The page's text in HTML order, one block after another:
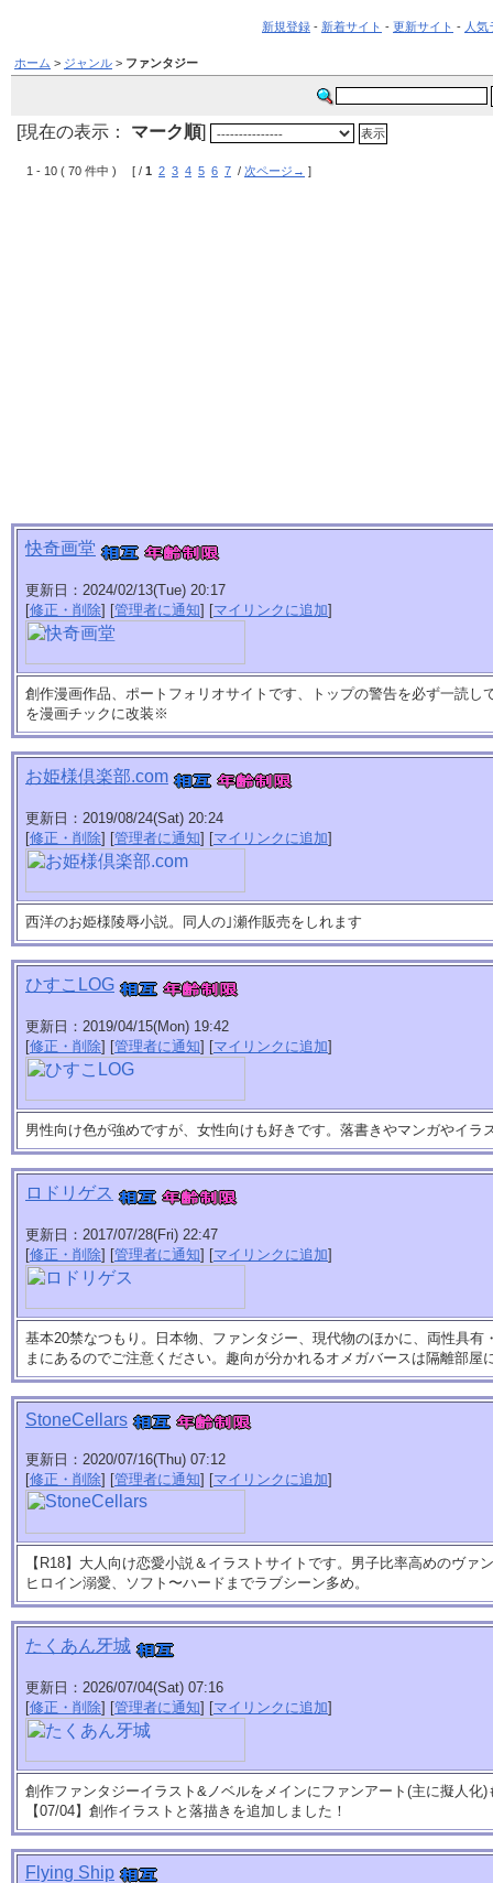
新規登録 - 新着サイト - 更新サイト - 人
ホーム > ジャンル > ファンタジー
[現在の表示： マーク順]
1 - 10 ( 70 件中 ) [ / 1 2 3 4 5 6 7 / 次ページ→ ]
快奇画堂
更新日：2024/02/13(Tue) 20:17
[修正・削除] [管理者に通知] [マイリンクに追加]
創作漫画作品、ポートフォリオサイトです、トップの警告を必ず一読
を漫画チックに改装※
お姫様倶楽部.com
更新日：2019/08/24(Sat) 20:24
[修正・削除] [管理者に通知] [マイリンクに追加]
西洋のお姫様陵辱小説。同人の｣瀬作販売をしれます
ひすこLOG
更新日：2019/04/15(Mon) 19:42
[修正・削除] [管理者に通知] [マイリンクに追加]
男性向け色が強めですが、女性向けも好きです。落書きやマンガやイラ
ロドリゲス
更新日：2017/07/28(Fri) 22:47
[修正・削除] [管理者に通知] [マイリンクに追加]
基本20禁なつもり。日本物、ファンタジー、現代物のほかに、両性具有
まにあるのでご注意ください。趣向が分かれるオメガバースは隔離部屋
StoneCellars
更新日：2020/07/16(Thu) 07:12
[修正・削除] [管理者に通知] [マイリンクに追加]
【R18】大人向け恋愛小説＆イラストサイトです。男子比率高めのヴァ
ヒロイン溺愛、ソフト〜ハードまでラブシーン多め。
たくあん牙城
更新日：2026/07/04(Sat) 07:16
[修正・削除] [管理者に通知] [マイリンクに追加]
創作ファンタジーイラスト&ノベルをメインにファンアート(主に擬人化
【07/04】創作イラストと落描きを追加しました！
Flying Ship